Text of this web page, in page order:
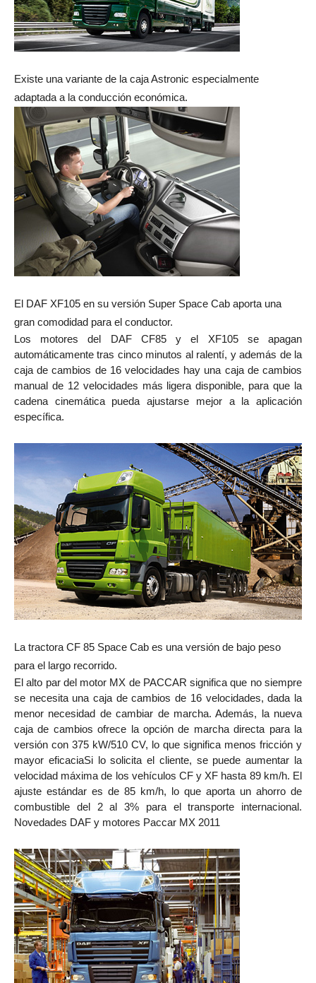
Existe una variante de la caja Astronic especialmente
adaptada a la conducción económica.
El DAF XF105 en su versión Super Space Cab aporta una
gran comodidad para el conductor.
Los motores del DAF CF85 y el XF105 se apagan
automáticamente tras cinco minutos al ralentí, y además de la
caja de cambios de 16 velocidades hay una caja de cambios
manual de 12 velocidades más ligera disponible, para que la
cadena cinemática pueda ajustarse mejor a la aplicación
específica.
La tractora CF 85 Space Cab es una versión de bajo peso
para el largo recorrido.
El alto par del motor MX de PACCAR significa que no siempre
se necesita una caja de cambios de 16 velocidades, dada la
menor necesidad de cambiar de marcha. Además, la nueva
caja de cambios ofrece la opción de marcha directa para la
versión con 375 kW/510 CV, lo que significa menos fricción y
mayor eficaciaSi lo solicita el cliente, se puede aumentar la
velocidad máxima de los vehículos CF y XF hasta 89 km/h. El
ajuste estándar es de 85 km/h, lo que aporta un ahorro de
combustible del 2 al 3% para el transporte internacional.
Novedades DAF y motores Paccar MX 2011